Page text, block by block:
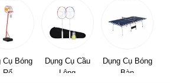
Cụ Bóng
Rổ
Dụng Cụ Cầu
Lông
Dụng Cụ Bóng
Bàn